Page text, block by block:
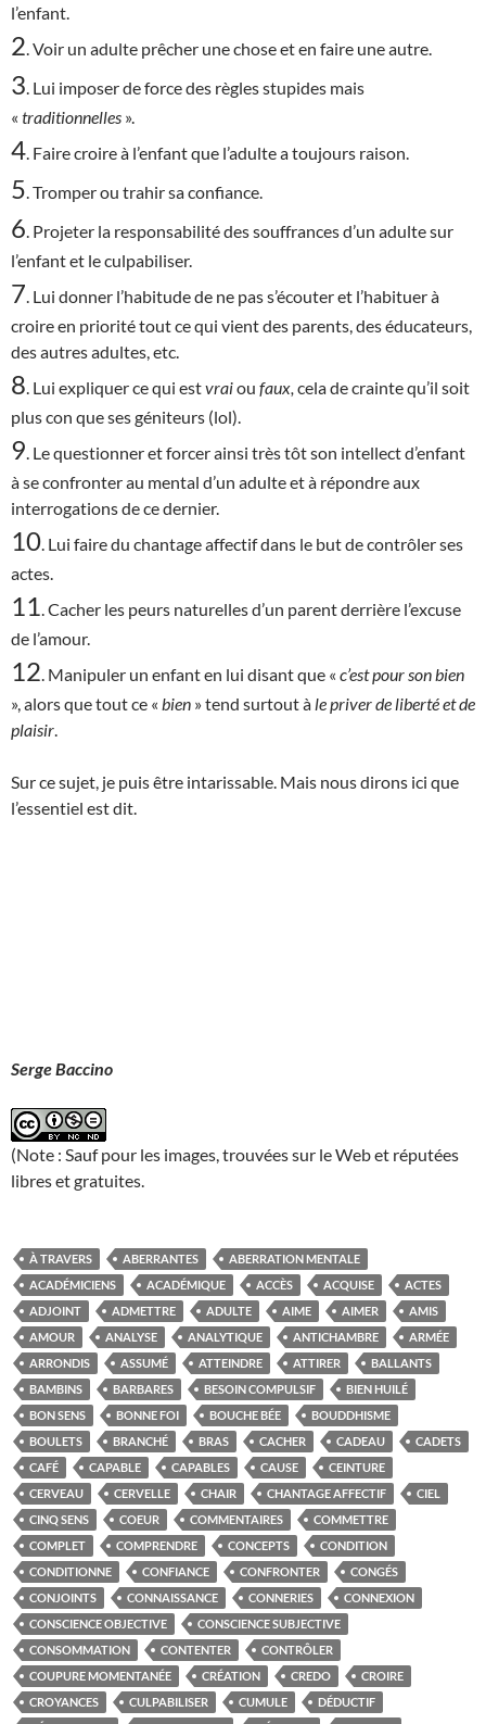
l’enfant.
2 . Voir un adulte prêcher une chose et en faire une autre.
3 . Lui imposer de force des règles stupides mais
« traditionnelles ».
4 . Faire croire à l’enfant que l’adulte a toujours raison.
5 . Tromper ou trahir sa confiance.
6 . Projeter la responsabilité des souffrances d’un adulte sur
l’enfant et le culpabiliser.
7 . Lui donner l’habitude de ne pas s’écouter et l’habituer à
croire en priorité tout ce qui vient des parents, des éducateurs,
des autres adultes, etc.
8 . Lui expliquer ce qui estvraiou faux, cela de crainte qu’il soit
plus con que ses géniteurs (lol).
9 . Le questionner et forcer ainsi très tôt son intellect d’enfant
à se confronter au mental d’un adulte et à répondre aux
interrogations de ce dernier.
10 . Lui faire du chantage affectif dans le but de contrôler ses
actes.
11 . Cacher les peurs naturelles d’un parent derrière l’excuse
de l’amour.
12 . Manipuler un enfant en lui disant que « c’estpour son bien
», alors que tout ce « bien » tend surtout à le priver de liberté et de
plaisir
Sur ce sujet, je puis être intarissable. Mais nous dirons ici que
l’essentiel est dit.
Serge Baccino
(Note : Sauf pour les images, trouvées sur le Web et réputées
libres et gratuites.
À TRAVERS ABERRANTES
ABERRATION MENTALE
ACADÉMICIENS
ACADÉMIQUE ACCÈS ACQUISE
ACTES
ADJOINT
ADMETTRE ADULTE AIME AIMER
AMIS
AMOUR
ANALYSE ANALYTIQUE ANTICHAMBRE
ARMÉE
ARRONDIS
ASSUMÉ ATTEINDRE ATTIRER
BALLANTS
BAMBINS
BARBARES BESOIN COMPULSIF
BIEN HUILÉ
BON SENS
BONNE FOI BOUCHE BÉE
BOUDDHISME
BOULETS
BRANCHÉ BRAS CACHER CADEAU
CADETS
CAFÉ
CAPABLE CAPABLES CAUSE
CEINTURE
CERVEAU
CERVELLE CHAIR CHANTAGE AFFECTIF
CIEL
CINQ SENS
COEUR COMMENTAIRES
COMMETTRE
COMPLET
COMPRENDRE CONCEPTS
CONDITION
CONDITIONNE
CONFIANCE CONFRONTER
CONGÉS
CONJOINTS
CONNAISSANCE CONNERIES
CONNEXION
CONSCIENCE OBJECTIVE
CONSCIENCE SUBJECTIVE
CONSOMMATION
CONTENTER
CONTRÔLER
COUPURE MOMENTANÉE
CRÉATION CREDO
CROIRE
CROYANCES
CULPABILISER CUMULE
DÉDUCTIF